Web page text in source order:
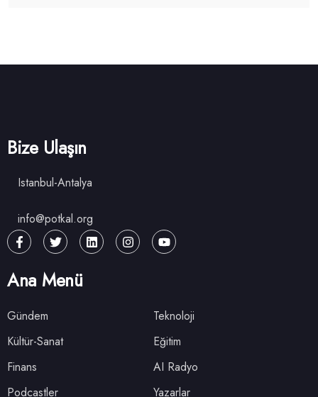
Bize Ulaşın
Istanbul-Antalya
info@potkal.org
Ana Menü
Gündem
Teknoloji
Kültür-Sanat
Eğitim
Finans
AI Radyo
Podcastler
Yazarlar